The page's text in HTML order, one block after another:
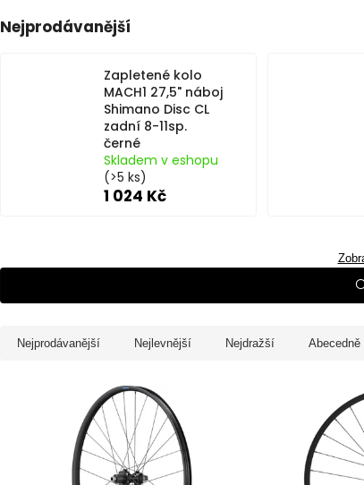
Nejprodávanější
Zapletené kolo
MACH1 27,5" náboj
Shimano Disc CL
zadní 8-11sp.
černé
Skladem v eshopu
(>5 ks)
1 024 Kč
Nejprodávanější Nejlevnější Nejdražší Abecedně